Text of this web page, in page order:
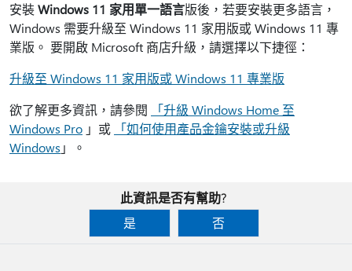
安裝Windows 11 家用單一語言版後，若要安裝更多語言，
Windows 需要升級至 Windows 11 家用版或 Windows 11 專
業版。 要開啟 Microsoft 商店升級，請選擇以下捷徑：
升級至 Windows 11 家用版或 Windows 11 專業版
欲了解更多資訊，請參閱
「升級 Windows Home 至
Windows Pro 」或
「如何使用產品金鑰安裝或升級
Windows 」。
此資訊是否有幫助?
是
否